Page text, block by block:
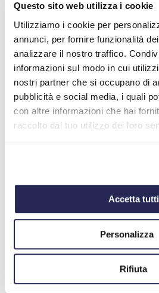
Questo sito web utilizza i cookie
Utilizziamo i cookie per
annunci, per fornire funzionalità
analizzare il nostro traffico.
informazioni sul modo in cui
nostri partner che si occupano di
pubblicità e social media, i quali
con altre informazioni che hai
raccolto dal tuo utilizzo dei loro
Accetta tutti
Personalizza
Rifiuta